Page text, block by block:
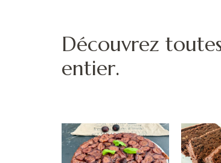
Découvrez
entier.